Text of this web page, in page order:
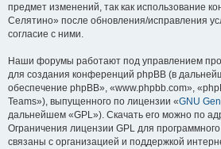
предмет изменений, так как использование
Селятино» после обновления/исправления
согласие с ними.
Наши форумы работают под управлением
для создания конференций phpBB (в
обеспечение phpBB», «www.phpbb.com»,
Teams»), выпущенного по лицензии «GNU
дальнейшем «GPL»). Скачать его можно по
Ограничения лицензии GPL для
связаны с организацией и поддержкой